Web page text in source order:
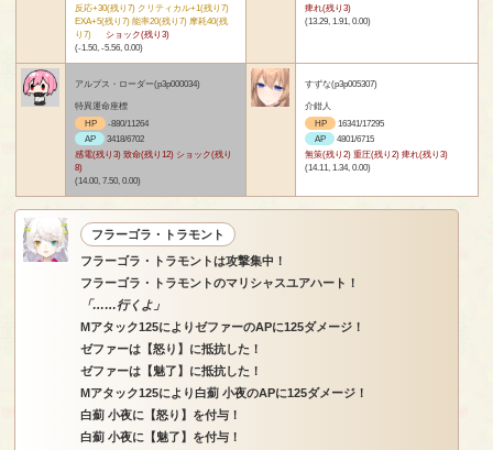
反応+30(残り7) クリティカル+1(残り7)
EXA+5(残り7) 能率20(残り7) 摩耗40(残
り7)
ショック(残り3)
(-1.50, -5.56, 0.00)
痺れ(残り3)
(13.29, 1.91, 0.00)
アルプス・ローダー(p3p000034)
特異運命座標
HP
-880/11264
AP
3418/6702
感電(残り3) 致命(残り12) ショック(残り
8)
(14.00, 7.50, 0.00)
すずな(p3p005307)
介錯人
HP
16341/17295
AP
4801/6715
無策(残り2) 重圧(残り2) 痺れ(残り3)
(14.11, 1.34, 0.00)
フラーゴラ・トラモント
フラーゴラ・トラモントは攻撃集中！
フラーゴラ・トラモントのマリシャスユアハート！
「……行くよ」
Mアタック125によりゼファーのAPに125ダメージ！
ゼファーは【怒り】に抵抗した！
ゼファーは【魅了】に抵抗した！
Mアタック125により白薊 小夜のAPに125ダメージ！
白薊 小夜に【怒り】を付与！
白薊 小夜に【魅了】を付与！